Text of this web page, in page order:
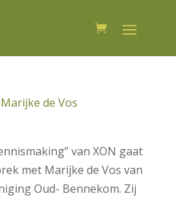
Marijke de Vos
van XON gaat
met Marijke de Vos van
Oud- Bennekom. Zij